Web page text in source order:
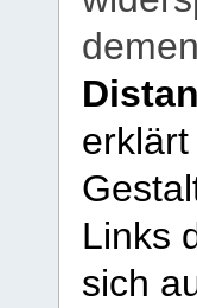
Links
sich